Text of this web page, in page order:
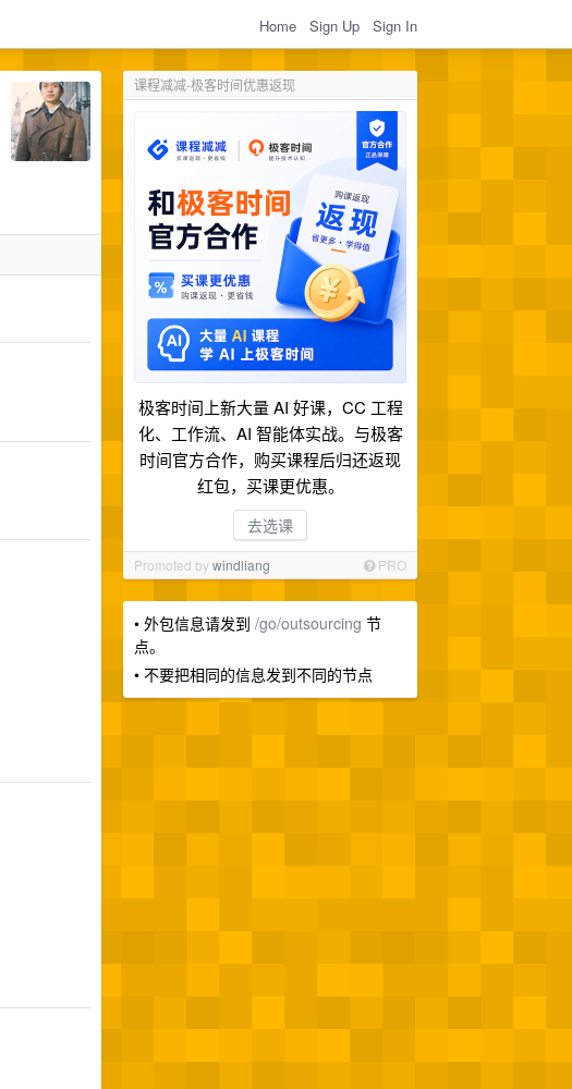
Home Sign Up Sign In
课程减减-极客时间优惠返现
极客时间上新大量 AI 好课，CC 工程
化、工作流、AI 智能体实战。与极客
时间官方合作，购买课程后归还返现
红包，买课更优惠。
去选课
Promoted bywindliang PRO
• 外包信息请发到 /go/outsourcing 节
点。
• 不要把相同的信息发到不同的节点